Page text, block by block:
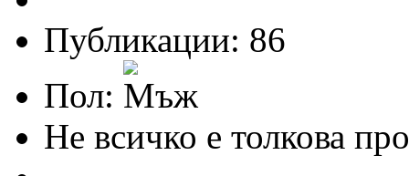
Публикации: 86
Пол:
Не всичко е толкова